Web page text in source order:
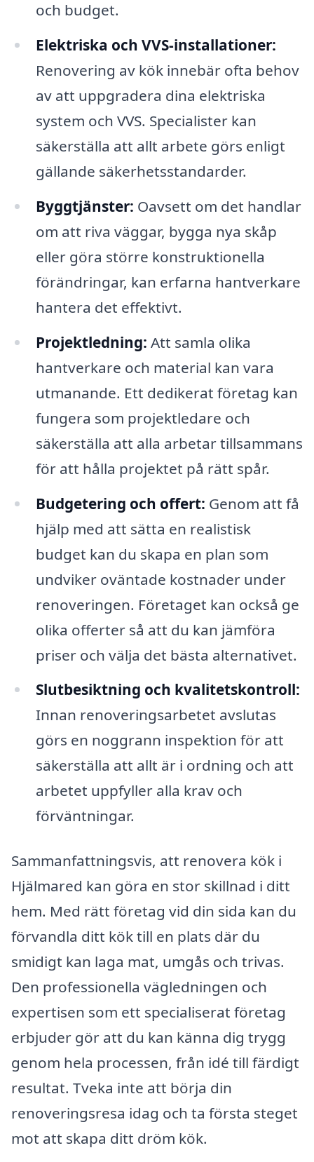
och budget.
Elektriska och VVS-installationer:
Renovering av kök innebär ofta behov
av att uppgradera dina elektriska
system och VVS. Specialister kan
säkerställa att allt arbete görs enligt
gällande säkerhetsstandarder.
Byggtjänster: Oavsett om det handlar
om att riva väggar, bygga nya skåp
eller göra större konstruktionella
förändringar, kan erfarna hantverkare
hantera det effektivt.
Projektledning: Att samla olika
hantverkare och material kan vara
utmanande. Ett dedikerat företag kan
fungera som projektledare och
säkerställa att alla arbetar tillsammans
för att hålla projektet på rätt spår.
Budgetering och offert: Genom att få
hjälp med att sätta en realistisk
budget kan du skapa en plan som
undviker oväntade kostnader under
renoveringen. Företaget kan också ge
olika offerter så att du kan jämföra
priser och välja det bästa alternativet.
Slutbesiktning och kvalitetskontroll:
Innan renoveringsarbetet avslutas
görs en noggrann inspektion för att
säkerställa att allt är i ordning och att
arbetet uppfyller alla krav och
förväntningar.
Sammanfattningsvis, att renovera kök i
Hjälmared kan göra en stor skillnad i ditt
hem. Med rätt företag vid din sida kan du
förvandla ditt kök till en plats där du
smidigt kan laga mat, umgås och trivas.
Den professionella vägledningen och
expertisen som ett specialiserat företag
erbjuder gör att du kan känna dig trygg
genom hela processen, från idé till färdigt
resultat. Tveka inte att börja din
renoveringsresa idag och ta första steget
mot att skapa ditt dröm kök.